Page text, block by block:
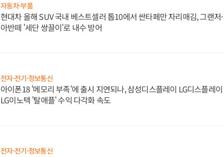
자동차·부품
현대차 올해 SUV 국내 베스트셀러 톱10에서 싼타페만 자리매김, 그랜저·
아반떼 '세단 쌍끌이'로 내수 방어
전자·전기·정보통신
아이폰18 '메모리 부족'에 출시 지연되나, 삼성디스플레이 LG디스플레이
LG이노텍 '탈애플' 수익 다각화 속도
전자·전기·정보통신